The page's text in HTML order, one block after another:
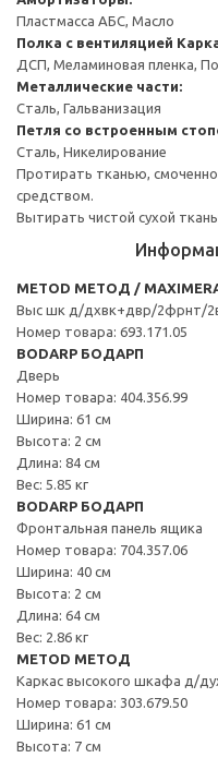
Пластмасса АБС, Масло
Полка с вентиляцией
ДСП, Меламиновая пленка,
Металлические части:
Сталь, Гальванизация
Петля со встроенным
Сталь, Никелирование
Протирать тканью,
средством.
Вытирать чистой сухой
METOD МЕТОД /
Выс шк д/дхвк+двр/2фрнт/
Номер товара: 693.171.05
BODARP БОДАРП
Дверь
Номер товара: 404.356.99
Ширина: 61 см
Высота: 2 см
Длина: 84 см
Вес: 5.85 кг
BODARP БОДАРП
Фронтальная панель ящика
Номер товара: 704.357.06
Ширина: 40 см
Высота: 2 см
Длина: 64 см
Вес: 2.86 кг
METOD МЕТОД
Каркас высокого шкафа д/
Номер товара: 303.679.50
Ширина: 61 см
Высота: 7 см